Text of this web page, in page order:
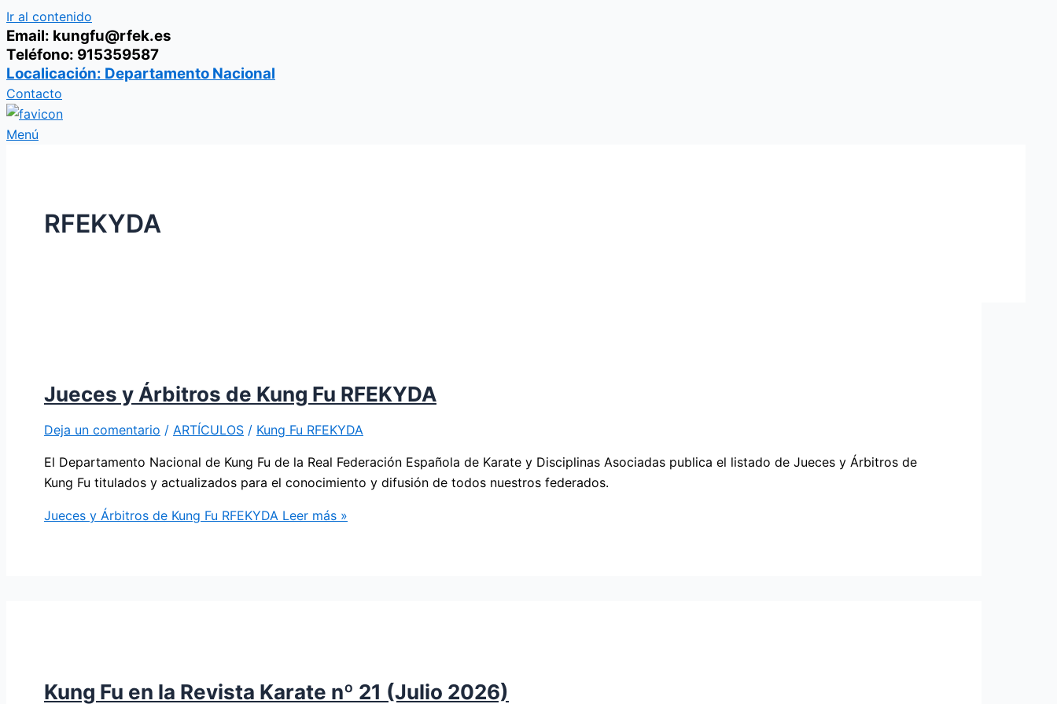
Ir al contenido
Email: kungfu@rfek.es
Teléfono: 915359587
Localicación: Departamento Nacional
Contacto
Menú
RFEKYDA
Jueces y Árbitros de Kung Fu RFEKYDA
Deja un comentario / ARTÍCULOS / Kung Fu RFEKYDA
El Departamento Nacional de Kung Fu de la Real Federación Española de Karate y Disciplinas Asociadas publica el listado de Jueces y Árbitros de
Kung Fu titulados y actualizados para el conocimiento y difusión de todos nuestros federados.
Jueces y Árbitros de Kung Fu RFEKYDA Leer más »
Kung Fu en la Revista Karate nº 21 (Julio 2026)